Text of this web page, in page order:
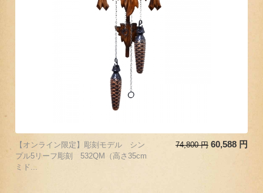
【オンライン限定】彫刻モデル シン
プル5リーフ彫刻 532QM（高さ35cm
ミド...
74,800 円 60,588 円